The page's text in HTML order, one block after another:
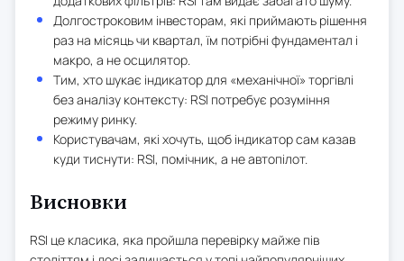
Долгостроковим інвесторам, які приймають рішення
раз на місяць чи квартал, їм потрібні фундаментал і
макро, а не осцилятор.
Тим, хто шукає індикатор для «механічної» торгівлі
без аналізу контексту: RSI потребує розуміння
режиму ринку.
Користувачам, які хочуть, щоб індикатор сам казав
куди тиснути: RSI, помічник, а не автопілот.
Висновки
RSI це класика, яка пройшла перевірку майже пів